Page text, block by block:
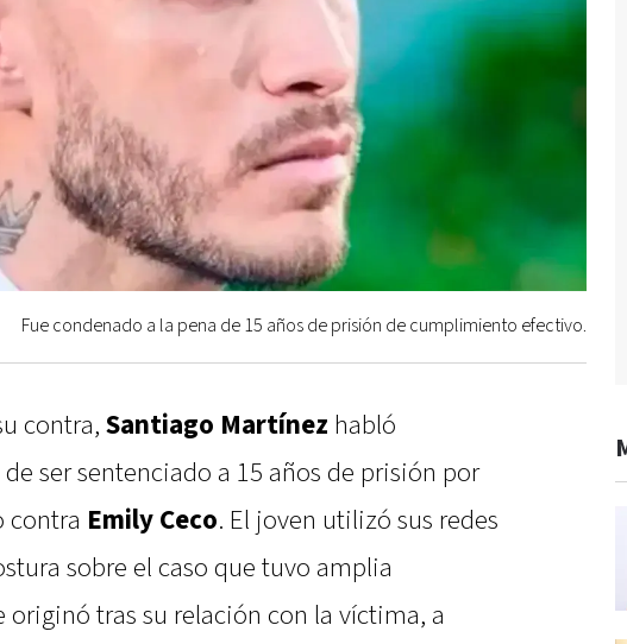
Fue condenado a la pena de 15 años de prisión de cumplimiento efectivo.
contra,Santiago Martínez habló
ser sentenciado a 15 años de prisión por
contra Emily Ceco. El joven utilizó sus redes
sobre el caso que tuvo amplia
originó tras su relación con la víctima, a